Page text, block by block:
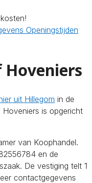
Openingstijden
uit Hillegom in de
Hoveniers is opgericht
van Koophandel.
en de
De vestiging telt 1
contactgegevens